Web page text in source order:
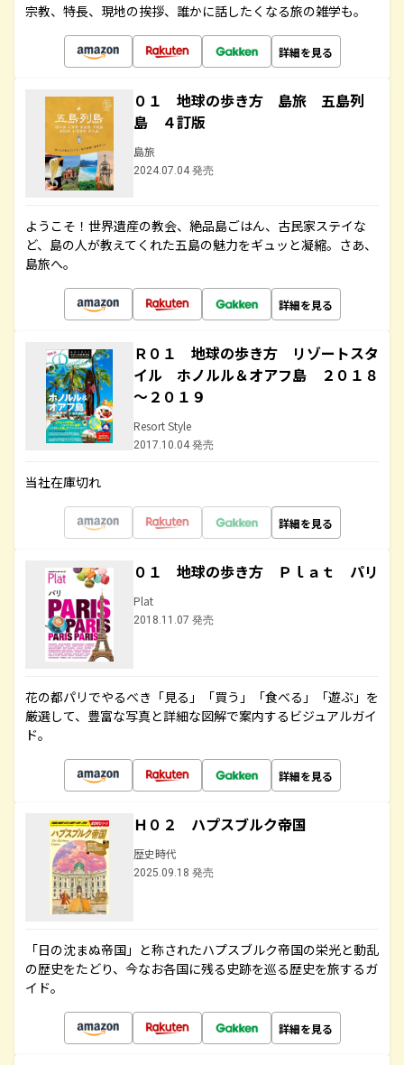
宗教、特長、現地の挨拶、誰かに話したくなる旅の雑学も。
詳細を見る
０１ 地球の歩き方 島旅 五島列
島 ４訂版
島旅
2024.07.04 発売
ようこそ！世界遺産の教会、絶品島ごはん、古民家ステイな
ど、島の人が教えてくれた五島の魅力をギュッと凝縮。さあ、
島旅へ。
詳細を見る
Ｒ０１ 地球の歩き方 リゾートスタ
イル ホノルル＆オアフ島 ２０１８
～２０１９
Resort Style
2017.10.04 発売
当社在庫切れ
詳細を見る
０１ 地球の歩き方 Ｐｌａｔ パリ
Plat
2018.11.07 発売
花の都パリでやるべき「見る」「買う」「食べる」「遊ぶ」を
厳選して、豊富な写真と詳細な図解で案内するビジュアルガイ
ド。
詳細を見る
Ｈ０２ ハプスブルク帝国
歴史時代
2025.09.18 発売
「日の沈まぬ帝国」と称されたハプスブルク帝国の栄光と動乱
の歴史をたどり、今なお各国に残る史跡を巡る歴史を旅するガ
イド。
詳細を見る